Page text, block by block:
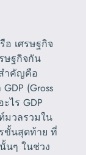
อ เศรษฐกิจ
ษฐกิจกัน
ำคัญคือ
(Gross
ไร GDP
มวลรวมใน
ขั้นสุดท้าย ที่
นๆ ในช่วง